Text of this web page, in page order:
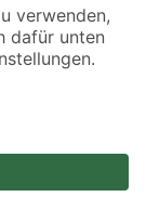
sind unter
beziehen
hier